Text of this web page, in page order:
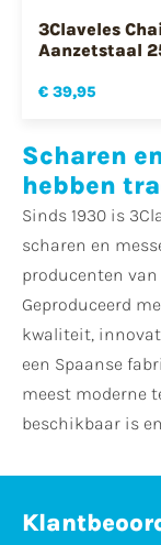
3Claveles
Aanzetstaal
€ 39,95
Scharen
hebben
Sinds 1930 is
scharen en
producenten van
Geproduceerd
kwaliteit,
een Spaanse
meest moderne
beschikbaar is